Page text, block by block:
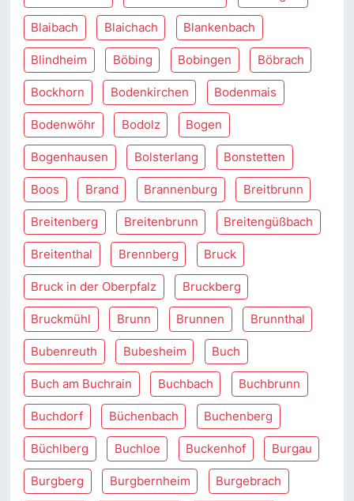
Blaibach Blaichach Blankenbach
Blindheim Böbing Bobingen Böbrach
Bockhorn Bodenkirchen Bodenmais
Bodenwöhr Bodolz Bogen
Bogenhausen Bolsterlang Bonstetten
Boos Brand Brannenburg Breitbrunn
Breitenberg Breitenbrunn Breitengüßbach
Breitenthal Brennberg Bruck
Bruck in der Oberpfalz Bruckberg
Bruckmühl Brunn Brunnen Brunnthal
Bubenreuth Bubesheim Buch
Buch am Buchrain Buchbach Buchbrunn
Buchdorf Büchenbach Buchenberg
Büchlberg Buchloe Buckenhof Burgau
Burgberg Burgbernheim Burgebrach